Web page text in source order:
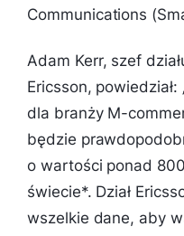
Communications
Adam Kerr, szef
Ericsson, powiedział:
dla branży M-
będzie
o wartości ponad
świecie*. Dział
wszelkie dane, aby